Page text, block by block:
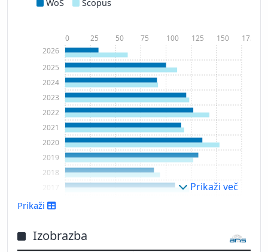
WoS Scopus
2014
2016
2017
2018
2019
2020
2021
2022
2023
2024
2025
2026
0 25 50 75 100 125 150 175
Prikaži več
Prikaži
Izobrazba